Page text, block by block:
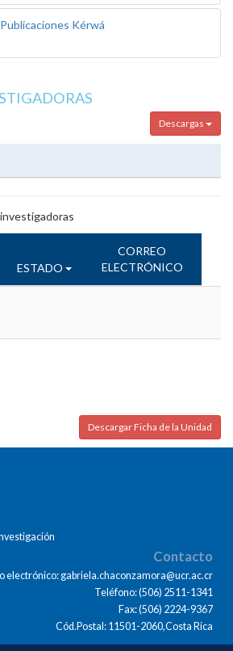
Publicaciones Kérwá
Descargas
ESTADO
CORREO
ELECTRÓNICO
Descargar Ficha de la Unidad
Contacto
electrónico: gabriela.chaconzamora@ucr.ac.cr
Teléfono: (506) 2511-1341
Fax: (506) 2224-9367
Cód.Postal: 11501-2060,Costa Rica